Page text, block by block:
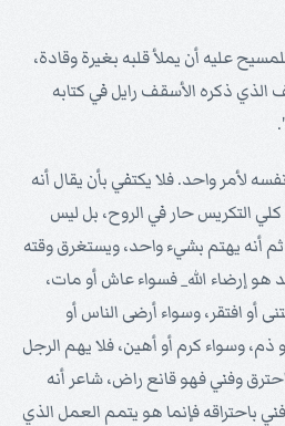
عليه أن يملأ قلبه بغيرة وقادة،
الذي ذكره الأسقف رايل في كتابه
لأمر واحد. فلا يكتفي بأن يقال أنه
التكريس حار في الروح، بل ليس
أنه يهتم بشيء واحد، ويستغرق وقته
إرضاء الله_ فسواء عاش أو مات،
أو افتقر، وسواء أرضى الناس أو
وسواء كرم أو أهين، فلا يهم الرجل
وفني فهو قانع راض، شاعر أنه
باحتراقه فإنما هو يتمم العمل الذي